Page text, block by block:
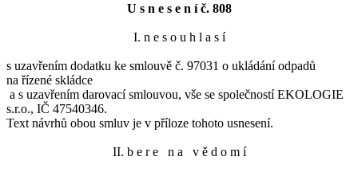
U s n e s e n í č. 808
I. n e s o u h l a s í
s uzavřením dodatku ke smlouvě č. 97031 o ukládání odpadů
na řízené skládce
a s uzavřením darovací smlouvou, vše se společností EKOLOGIE
s.r.o., IČ 47540346.
Text návrhů obou smluv je v příloze tohoto usnesení.
II. b e r e n a v ě d o m í